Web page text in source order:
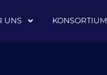
UNS
KONSORTIUM